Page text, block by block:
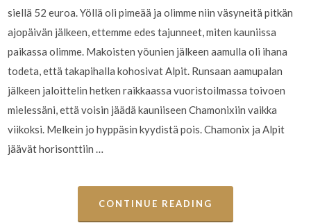
siellä 52 euroa. Yöllä oli pimeää ja olimme niin väsyneitä pitkän
ajopäivän jälkeen, ettemme edes tajunneet, miten kauniissa
paikassa olimme. Makoisten yöunien jälkeen aamulla oli ihana
todeta, että takapihalla kohosivat Alpit. Runsaan aamupalan
jälkeen jaloittelin hetken raikkaassa vuoristoilmassa toivoen
mielessäni, että voisin jäädä kauniiseen Chamonixiin vaikka
viikoksi. Melkein jo hyppäsin kyydistä pois. Chamonix ja Alpit
jäävät horisonttiin …
CONTINUE READING